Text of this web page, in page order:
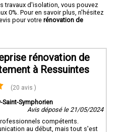
travaux d'isolation, vous pouvez
0%. Pour en savoir plus, n'hésitez
pour votre rénovation de
rénovation de
à Ressuintes
(20 avis )
Symphorien
Avis déposé le 21/05/2024
compétents.
au début, mais tout s'est